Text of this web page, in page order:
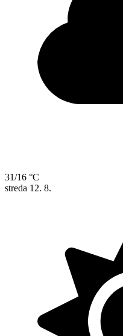
31/16 °C
streda 12. 8.